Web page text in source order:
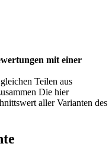
mit einer
Teilen aus
Die hier
aller Varianten des